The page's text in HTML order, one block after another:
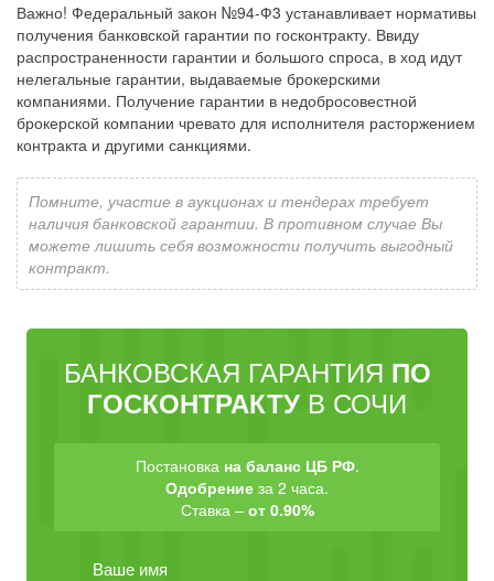
Важно! Федеральный закон №94-Ф3 устанавливает нормативы
получения банковской гарантии по госконтракту. Ввиду
распространенности гарантии и большого спроса, в ход идут
нелегальные гарантии, выдаваемые брокерскими
компаниями. Получение гарантии в недобросовестной
брокерской компании чревато для исполнителя расторжением
контракта и другими санкциями.
Помните, участие в аукционах и тендерах требует
наличия банковской гарантии. В противном случае Вы
можете лишить себя возможности получить выгодный
контракт.
БАНКОВСКАЯ ГАРАНТИЯ ПО
ГОСКОНТРАКТУ В СОЧИ
Постановка на баланс ЦБ РФ.
Одобрение за 2 часа.
Ставка – от 0.90%
Ваше имя